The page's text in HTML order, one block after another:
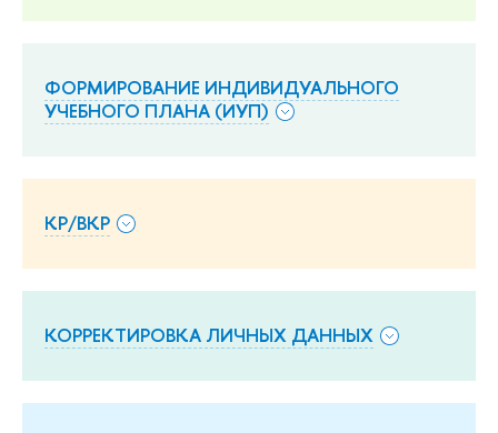
ФОРМИРОВАНИЕ ИНДИВИДУАЛЬНОГО
УЧЕБНОГО ПЛАНА (ИУП)
КР/ВКР
КОРРЕКТИРОВКА ЛИЧНЫХ ДАННЫХ